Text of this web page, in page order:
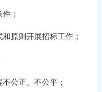
；
原则开展招标工作；
公正、不公平；